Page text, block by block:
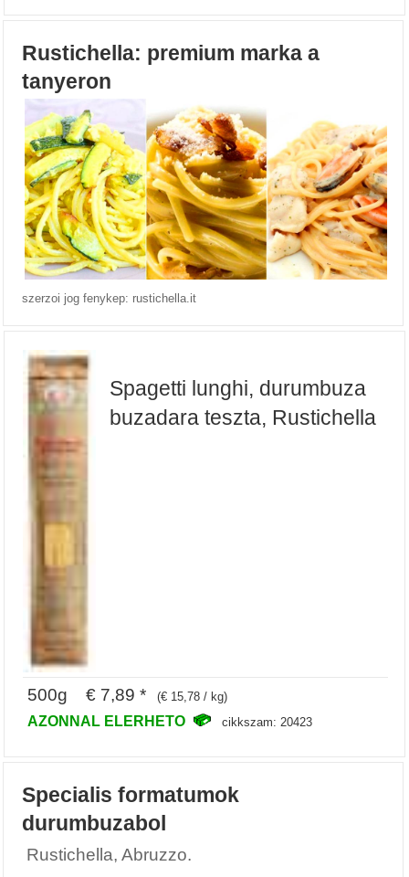
Rustichella: premium marka a
tanyeron
szerzoi jog fenykep: rustichella.it
Spagetti lunghi, durumbuza
buzadara teszta, Rustichella
500g € 7,89 * (€ 15,78 / kg)
AZONNAL ELERHETO cikkszam: 20423
Specialis formatumok
durumbuzabol
Rustichella, Abruzzo.